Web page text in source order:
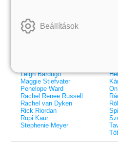
Colleen Hoover
Elle Kennedy
Leigh Bardugo
Maggie Stiefvater
Penelope Ward
Rachel Renee Russell
Rachel van Dyken
Rick Riordan
Rupi Kaur
Stephenie Meyer
Beállítások